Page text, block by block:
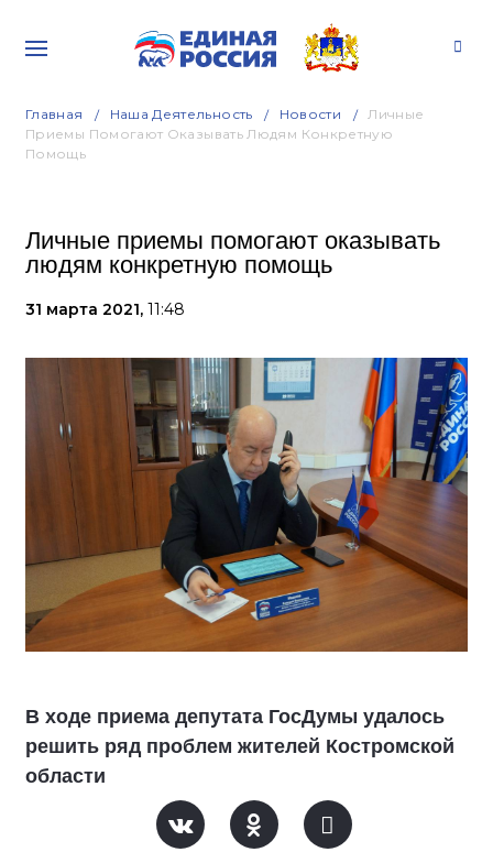
Главная Наша Деятельность Новости
Личные
Приемы Помогают Оказывать Людям Конкретную
Помощь
Личные приемы помогают оказывать
людям конкретную помощь
31 марта 2021, 11:48
В ходе приема депутата ГосДумы удалось
решить ряд проблем жителей Костромской
области